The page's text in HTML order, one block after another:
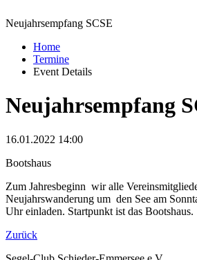
Neujahrsempfang SCSE
Home
Termine
Event Details
Neujahrsempfang
16.01.2022 14:00
Bootshaus
Zum Jahresbeginn wir alle
Neujahrswanderung um den See am
Uhr einladen. Startpunkt ist das Bootshaus.
Zurück